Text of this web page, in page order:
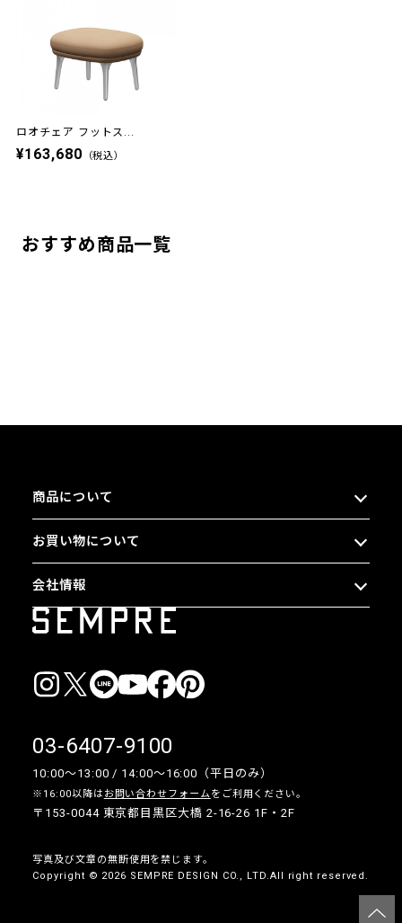
ロオチェア フットス...
¥163,680 （税込）
おすすめ商品一覧
商品について
お買い物について
会社情報
03-6407-9100
10:00〜13:00 / 14:00〜16:00（平日のみ）
※16:00以降は お問い合わせフォームをご利用ください。
〒153-0044 東京都目黒区大橋 2-16-26 1F・2F
写真及び文章の無断使用を禁じます。
Copyright © 2026 SEMPRE DESIGN CO., LTD.All right reserved.